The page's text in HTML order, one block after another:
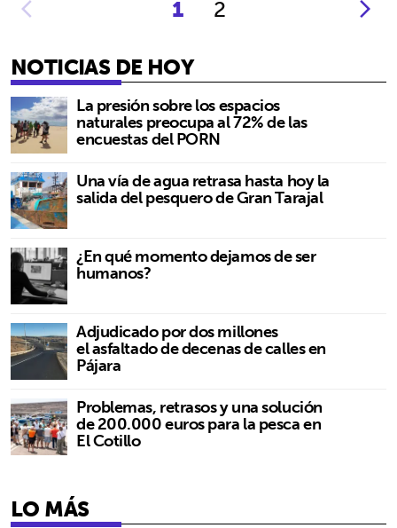
1
2
NOTICIAS DE HOY
La presión sobre los espacios
naturales preocupa al 72% de las
encuestas del PORN
Una vía de agua retrasa hasta hoy la
salida del pesquero de Gran Tarajal
¿En qué momento dejamos de ser
humanos?
Adjudicado por dos millones
el asfaltado de decenas de calles en
Pájara
Problemas, retrasos y una solución
de 200.000 euros para la pesca en
El Cotillo
LO MÁS